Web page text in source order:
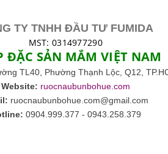
TY TNHH ĐẦU TƯ FUMIDA
MST: 0314977290
ĐẶC SẢN MẮM VIỆT NAM
TL40, Phường Thạnh Lộc,Q12,
Website: ruocnaubunbohue.com
ruocnaubunbohue.com@gmail.com
0904.999.377 - 0943.258.379